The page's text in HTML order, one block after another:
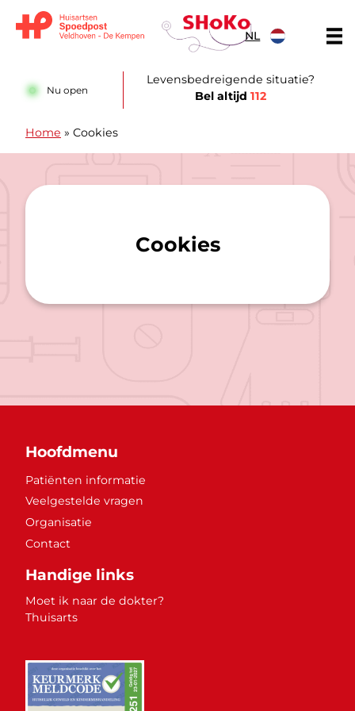
NL
Nu open
Levensbedreigende situatie?
Bel altijd112
Home » Cookies
Cookies
Hoofdmenu
Patiënten informatie
Veelgestelde vragen
Organisatie
Contact
Handige links
Moet ik naar de dokter?
Thuisarts